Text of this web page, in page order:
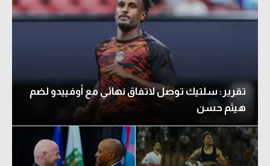
تقرير: سلتيك توصل لاتفاق نهائي مع أوفييدو لضم
هيثم حسن